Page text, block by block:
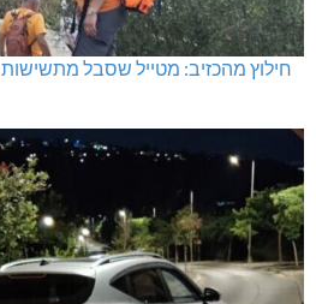
חילוץ מהכזיב: מטייל שסבל מתשישות